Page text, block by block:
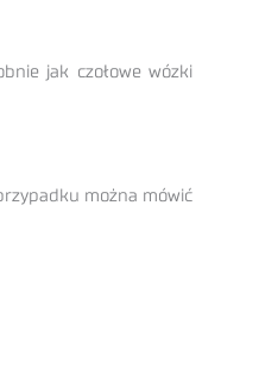
jak czołowe wózki
można mówić